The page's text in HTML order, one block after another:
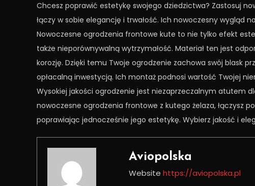
Chcesz poprawić estetykę swojego dziedzictwa? Zastosuj
łączy w sobie elegancję i trwałość. Ich nowoczesny wygląd
Nowoczesne ogrodzenia frontowe kute to nie tylko efekt
także nieporównywalną wytrzymałość. Materiał ten jest
korozję. Dzięki temu Twoje ogrodzenie zachowa swój blask
opłacalną inwestycją. Ich montaż podnosi wartość Twojej
Wysokiej jakości ogrodzenie jest niezaprzeczalnym atutem
nowoczesne ogrodzenia frontowe z kutego żelaza, łączysz
poprawiając jednocześnie jego estetykę. Wybierz jakość i
Aviopolska
Website https://aviopolska.pl